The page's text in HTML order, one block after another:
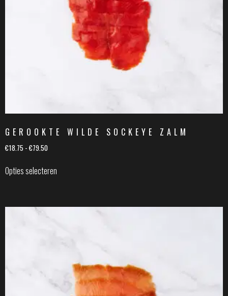
GEROOKTE WILDE SOCKEYE ZALM
€18.75 - €79.50
Opties selecteren